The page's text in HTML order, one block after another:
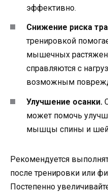
эффективно.
Снижение риска
тренировкой
мышечных
справляются с
возможным
Улучшение осанки.
может помочь
мышцы спины и
Рекомендуется
после тренировки или
Постепенно